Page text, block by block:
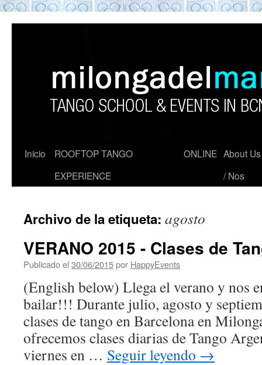
Tango experience Barcelona. Tango
Inicio
ROOFTOP TANGO
EXPERIENCE
ONLINE About Us
/ Nos
Archivo de la etiqueta: agosto
VERANO 2015 - Clases de
Publicado el 30/06/2015por HappyEvents
(English below) Llega el verano y nos
bailar!!! Durante julio, agosto y
clases de tango en Barcelona en
ofrecemos clases diarias de Tango
viernes en … Seguir leyendo →